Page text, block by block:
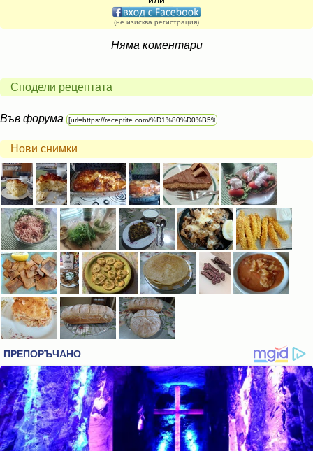
(не изисква регистрация)
Няма коментари
Сподели рецептата
Във форума
Нови снимки